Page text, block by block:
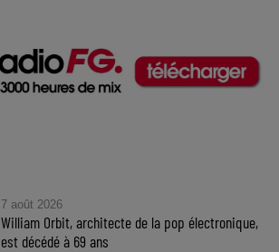
7 août 2026
William Orbit, architecte de la pop électronique,
est décédé à 69 ans